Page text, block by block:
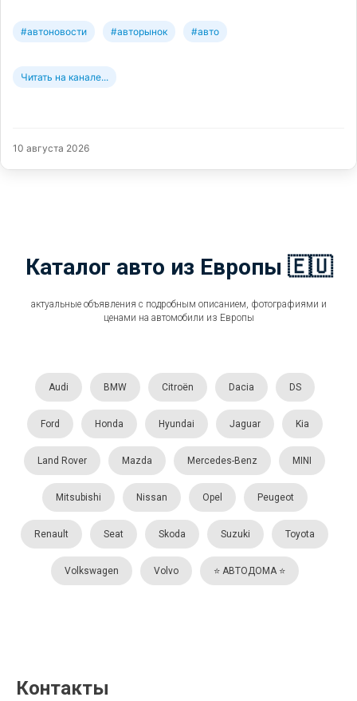
#автоновости #авторынок #авто
Читать на канале...
10 августа 2026
Каталог авто из Европы 🇪🇺
актуальные объявления с подробным описанием, фотографиями и
ценами на автомобили из Европы
Audi BMW Citroën Dacia DS
Ford Honda Hyundai Jaguar Kia
Land Rover Mazda Mercedes-Benz MINI
Mitsubishi Nissan Opel Peugeot
Renault Seat Skoda Suzuki Toyota
Volkswagen Volvo ⭐️ АВТОДОМА ⭐️
Контакты